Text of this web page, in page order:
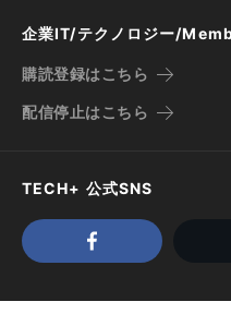
企業IT/テクノロジー/
購読登録はこちら
配信停止はこちら
TECH+ 公式SNS